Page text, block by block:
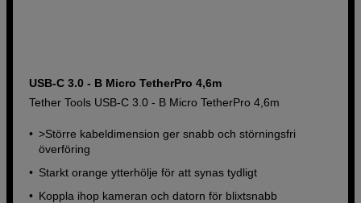
USB-C 3.0 - B Micro TetherPro 4,6m
Tether Tools USB-C 3.0 - B Micro TetherPro 4,6m
>Större kabeldimension ger snabb och störningsfri
överföring
Starkt orange ytterhölje för att synas tydligt
Koppla ihop kameran och datorn för blixtsnabb